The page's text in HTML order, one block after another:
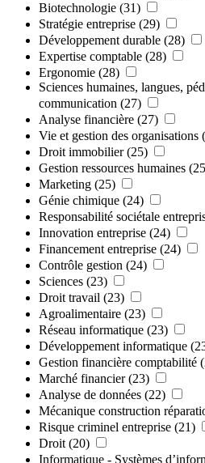
Biotechnologie (31)
Stratégie entreprise (29)
Développement durable (28)
Expertise comptable (28)
Ergonomie (28)
Sciences humaines, langues,
communication (27)
Analyse financière (27)
Vie et gestion des organisations
Droit immobilier (25)
Gestion ressources humaines
Marketing (25)
Génie chimique (24)
Responsabilité sociétale
Innovation entreprise (24)
Financement entreprise (24)
Contrôle gestion (24)
Sciences (23)
Droit travail (23)
Agroalimentaire (23)
Réseau informatique (23)
Développement informatique
Gestion financière comptabilité
Marché financier (23)
Analyse de données (22)
Mécanique construction
Risque criminel entreprise (21)
Droit (20)
Informatique - Systèmes